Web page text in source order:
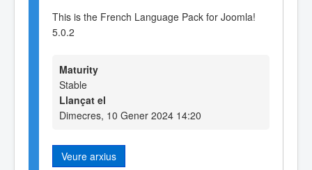
This is the French Language Pack for Joomla!
5.0.2
Maturity
Stable
Llançat el
Dimecres, 10 Gener 2024 14:20
Veure arxius